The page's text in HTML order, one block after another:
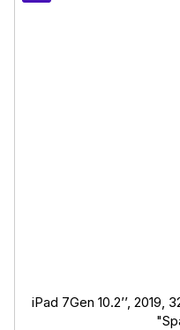
iPad 7Gen 10.2’’,